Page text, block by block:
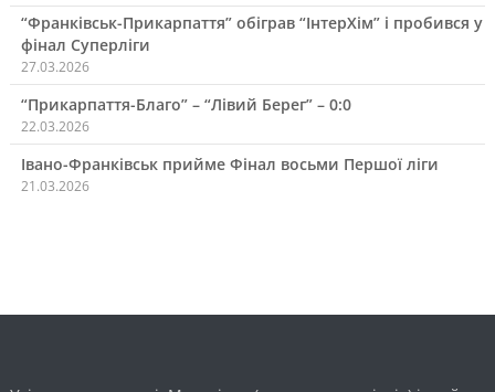
“Франківськ-Прикарпаття” обіграв “ІнтерХім” і пробився у
фінал Суперліги
27.03.2026
“Прикарпаття-Благо” – “Лівий Берег” – 0:0
22.03.2026
Івано-Франківськ прийме Фінал восьми Першої ліги
21.03.2026